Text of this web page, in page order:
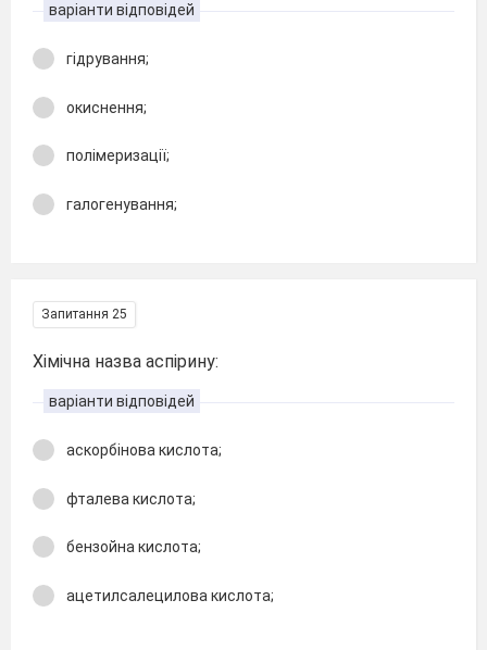
варіанти відповідей
гідрування;
окиснення;
полімеризації;
галогенування;
Запитання 25
Хімічна назва аспірину:
варіанти відповідей
аскорбінова кислота;
фталева кислота;
бензойна кислота;
ацетилсалецилова кислота;